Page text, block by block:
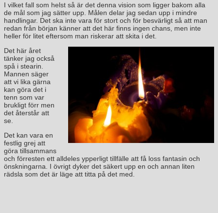
I vilket fall som helst så är det denna vision som ligger bakom alla
de mål som jag sätter upp. Målen delar jag sedan upp i mindre
handlingar. Det ska inte vara för stort och för besvärligt så att man
redan från början känner att det här finns ingen chans, men inte
heller för litet eftersom man riskerar att skita i det.
Det här året
tänker jag också
spå i stearin.
Mannen säger
att vi lika gärna
kan göra det i
tenn som var
brukligt förr men
det återstår att
se.
Det kan vara en
festlig grej att
göra tillsammans
och förresten ett alldeles ypperligt tillfälle att få loss fantasin och
önskningarna. I övrigt dyker det säkert upp en och annan liten
rädsla som det är läge att titta på det med.